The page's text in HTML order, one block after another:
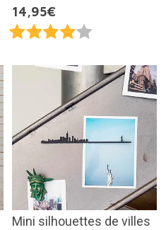
14,95€
Mini silhouettes de villes